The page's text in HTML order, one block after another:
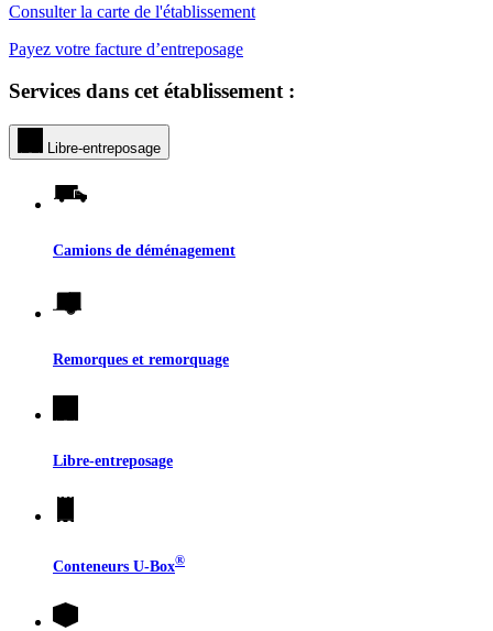
Consulter la carte de l'établissement
Payez votre facture d’entreposage
Services dans cet établissement :
Libre-entreposage
Camions de déménagement
Remorques et remorquage
Libre-entreposage
Conteneurs U-Box®